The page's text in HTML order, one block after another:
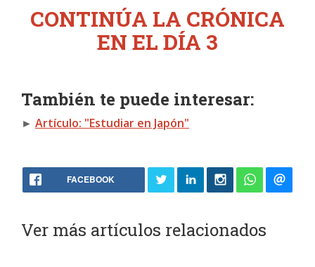
CONTINÚA LA CRÓNICA
EN EL DÍA 3
También te puede interesar:
► Artículo: "Estudiar en Japón"
FACEBOOK
Ver más artículos relacionados